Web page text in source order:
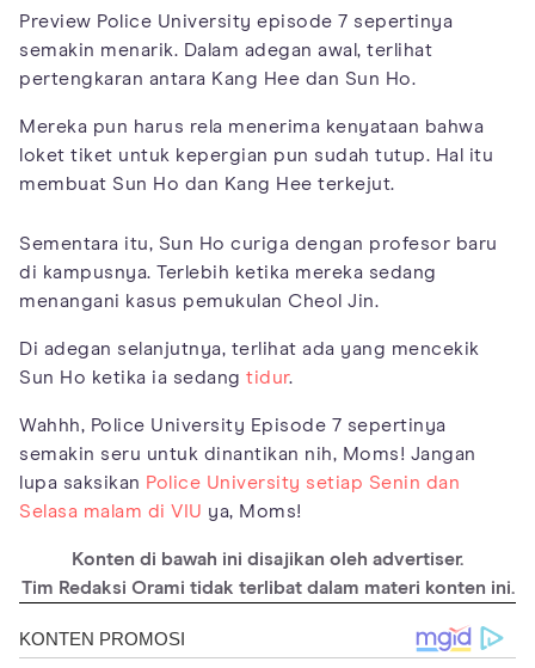
Preview Police University episode 7 sepertinya
semakin menarik. Dalam adegan awal, terlihat
pertengkaran antara Kang Hee dan Sun Ho.
Mereka pun harus rela menerima kenyataan bahwa
loket tiket untuk kepergian pun sudah tutup. Hal itu
membuat Sun Ho dan Kang Hee terkejut.
Sementara itu, Sun Ho curiga dengan profesor baru
di kampusnya. Terlebih ketika mereka sedang
menangani kasus pemukulan Cheol Jin.
Di adegan selanjutnya, terlihat ada yang mencekik
Sun Ho ketika ia sedang tidur.
Wahhh, Police University Episode 7 sepertinya
semakin seru untuk dinantikan nih, Moms! Jangan
lupa saksikan Police University setiap Senin dan
Selasa malam di VIU ya, Moms!
Konten di bawah ini disajikan oleh advertiser.
Tim Redaksi Orami tidak terlibat dalam materi konten ini.